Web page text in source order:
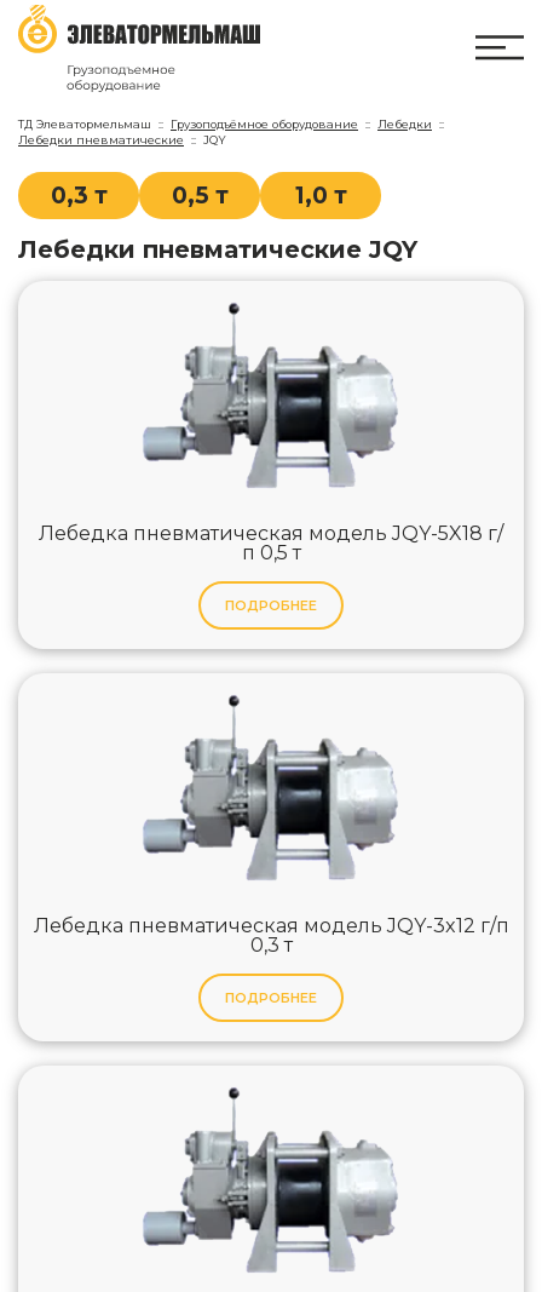
ТД Элеватормельмаш Грузоподъёмное оборудование
Лебедки
Лебедки пневматические
JQY
0,3 т 0,5 т 1,0 т
Лебедки пневматические JQY
Лебедка пневматическая модель JQY-5X18 г/
п 0,5 т
ПОДРОБНЕЕ
Лебедка пневматическая модель JQY-3x12 г/п
0,3 т
ПОДРОБНЕЕ